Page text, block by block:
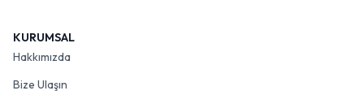
KURUMSAL
Hakkımızda
Bize Ulaşın